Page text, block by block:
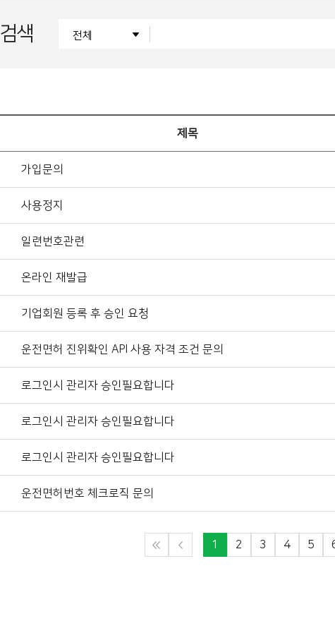
검색
제목
가입문의
사용정지
일련번호관련
온라인 재발급
기업회원 등록 후 승인 요청
운전면허 진위확인 API 사용 자격 조건 문의
로그인시 관리자 승인필요합니다
로그인시 관리자 승인필요합니다
로그인시 관리자 승인필요합니다
운전면허번호 체크로직 문의
1 2 3 4 5